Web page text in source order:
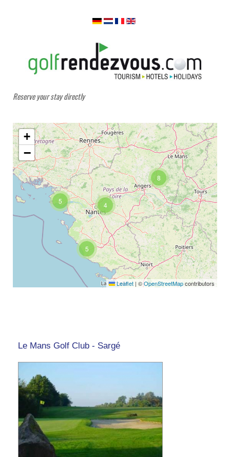
Reserve your stay directly
4
8
5
5
+
−
Leaflet | ©OpenStreetMapcontributors
Le Mans Golf Club - Sargé